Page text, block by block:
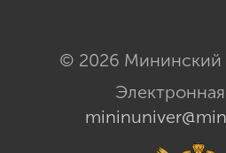
© 2026 Мининский